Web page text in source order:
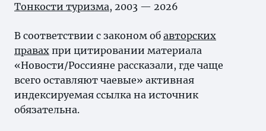
Тонкости туризма, 2003 — 2026
В соответствии с законом об авторских
правах при цитировании материала
«Новости/Россияне рассказали, где чаще
всего оставляют чаевые» активная
индексируемая ссылка на источник
обязательна.